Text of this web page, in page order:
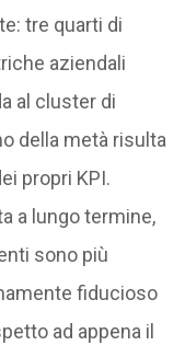
tre quarti di
aziendali
al cluster di
della metà risulta
propri KPI.
a lungo termine,
sono più
fiducioso
ad appena il